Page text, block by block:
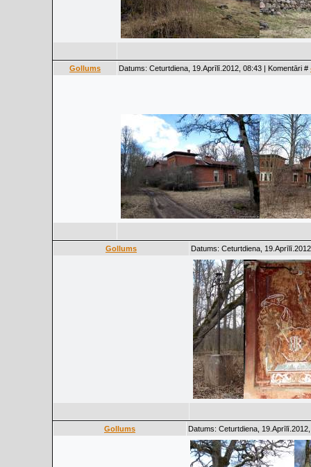
Gollums Datums: Ceturtdiena, 19.Aprīlī.2012, 08:43 | Komentāri #
Gollums Datums: Ceturtdiena,
Gollums Datums: Ceturtdiena,